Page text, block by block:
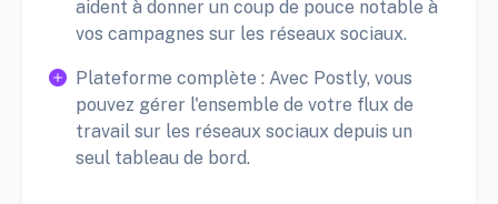
aident à donner un coup de pouce notable à
vos campagnes sur les réseaux sociaux.
Plateforme complète : Avec Postly, vous
pouvez gérer l'ensemble de votre flux de
travail sur les réseaux sociaux depuis un
seul tableau de bord.